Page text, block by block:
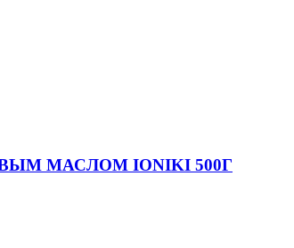
МАСЛОМ IONIKI 500Г